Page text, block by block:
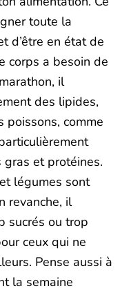
toute la
d’être en état de
corps a besoin de
il
des lipides,
poissons, comme
gras et protéines.
légumes sont
revanche, il
sucrés ou trop
ceux qui ne
Pense aussi à
la semaine